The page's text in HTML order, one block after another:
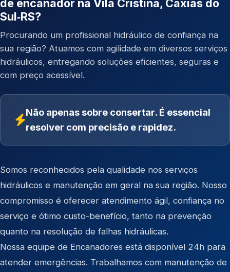
de encanador na Vila Cristina, Caxias do
Sul‑RS?
Procurando um profissional hidráulico de confiança na
sua região? Atuamos com agilidade em diversos serviços
hidráulicos, entregando soluções eficientes, seguras e
com preço acessível.
Não apenas sobre consertar. É essencial
resolver com precisão e rapidez.
Somos reconhecidos pela qualidade nos serviços
hidráulicos e manutenção em geral na sua região. Nosso
compromisso é oferecer atendimento ágil, confiança no
serviço e ótimo custo-benefício, tanto na prevenção
quanto na resolução de falhas hidráulicas.
Nossa equipe de Encanadores está disponível 24h para
atender emergências. Trabalhamos com manutenção de